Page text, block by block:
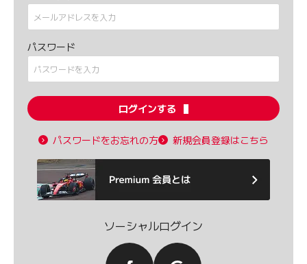
パスワード
ログインする
パスワードをお忘れの方 新規会員登録はこちら
ソーシャルログイン